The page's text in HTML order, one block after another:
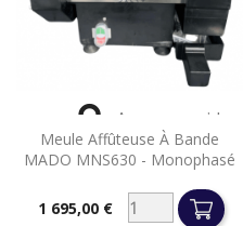
Meule Affûteuse À Bande
MADO MNS630 - Monophasé
Prix1 695,00 €
 Aperçu rapide